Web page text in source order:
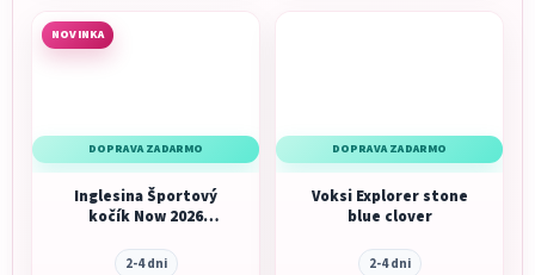
NOVINKA
DOPRAVA ZADARMO
Inglesina Športový
kočík Now 2026
2-4 dni
DOPRAVA ZADARMO
Voksi Explorer stone
blue clover
2-4 dni